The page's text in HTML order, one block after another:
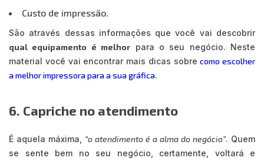
Custo de impressão.
São através dessas informações que você vai descobrir
qual equipamento é melhor para o seu negócio. Neste
material você vai encontrar mais dicas sobrecomo escolher
a melhor impressora para a sua gráfica.
6. Capriche no atendimento
É aquela máxima, “o atendimento é a alma do negócio”. Quem
se sente bem no seu negócio, certamente, voltará e